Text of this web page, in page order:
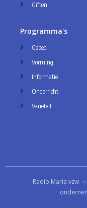
Giften
Programma's
Gebed
Vorming
Informatie
Onderricht
Variëteit
Radio Maria vzw